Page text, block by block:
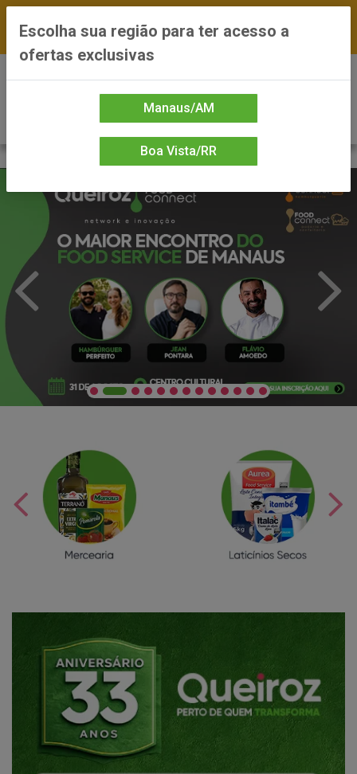
*Preços exclusivos do site — Entrega em até 24h
Escolha sua região para ter acesso a
ofertas exclusivas
Manaus/AM
Boa Vista/RR